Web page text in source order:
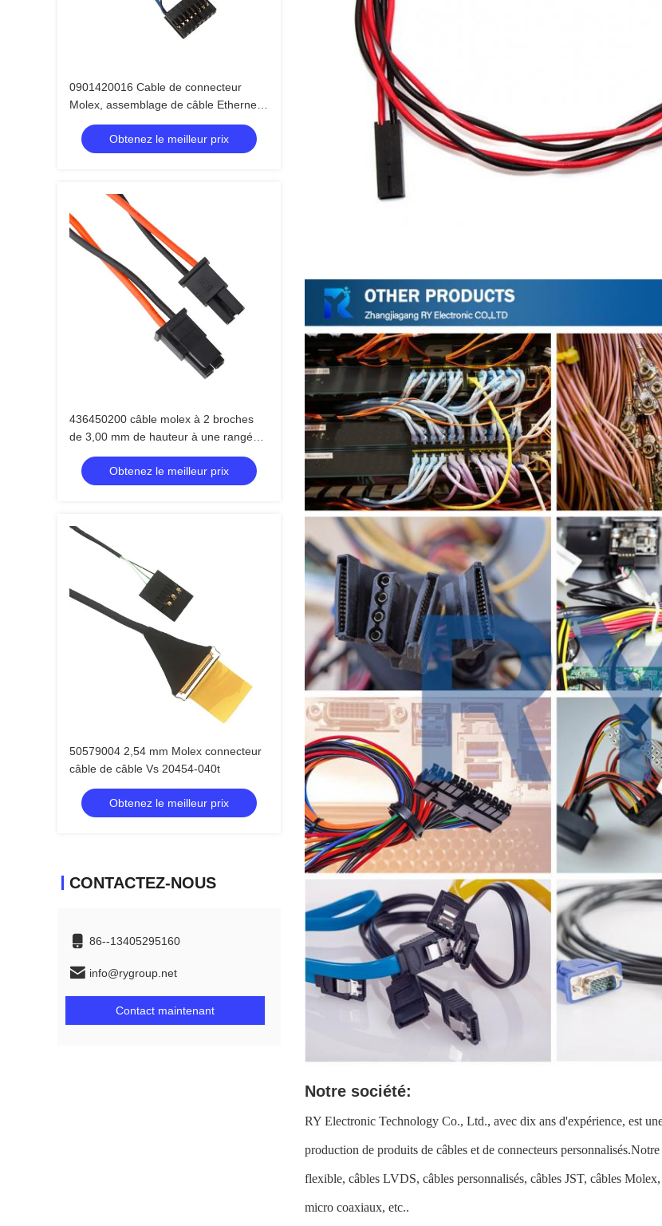
0901420016 Cable de connecteur
Molex, assemblage de câble Ethernet
Rj12 à 6 broches
Obtenez le meilleur prix
436450200 câble molex à 2 broches
de 3,00 mm de hauteur à une rangée
de 2 circuits
Obtenez le meilleur prix
50579004 2,54 mm Molex connecteur
câble de câble Vs 20454-040t
Obtenez le meilleur prix
CONTACTEZ-NOUS
86--13405295160
info@rygroup.net
Contact maintenant
Notre société:
RY Electronic Technology Co., Ltd., avec dix ans d'expérience, est
production de produits de câbles et de connecteurs
flexible, câbles LVDS, câbles personnalisés, câbles JST, câbles
micro coaxiaux, etc..